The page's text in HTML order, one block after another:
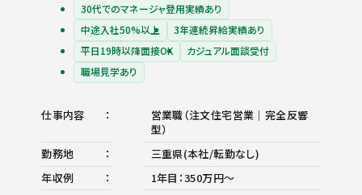
30代でのマネージャ登用実績あり
中途入社50%以上
3年連続昇給実績あり
平日19時以降面接OK
カジュアル面談受付
職場見学あり
仕事内容
営業職（注文住宅営業｜完全反響
型）
勤務地
三重県(本社/転勤なし)
年収例
1年目：350万円〜